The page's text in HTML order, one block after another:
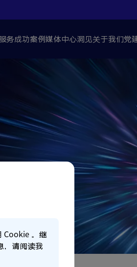
务成功案例媒体中心洞见关于我们党
Cookie 。继
，请阅读我